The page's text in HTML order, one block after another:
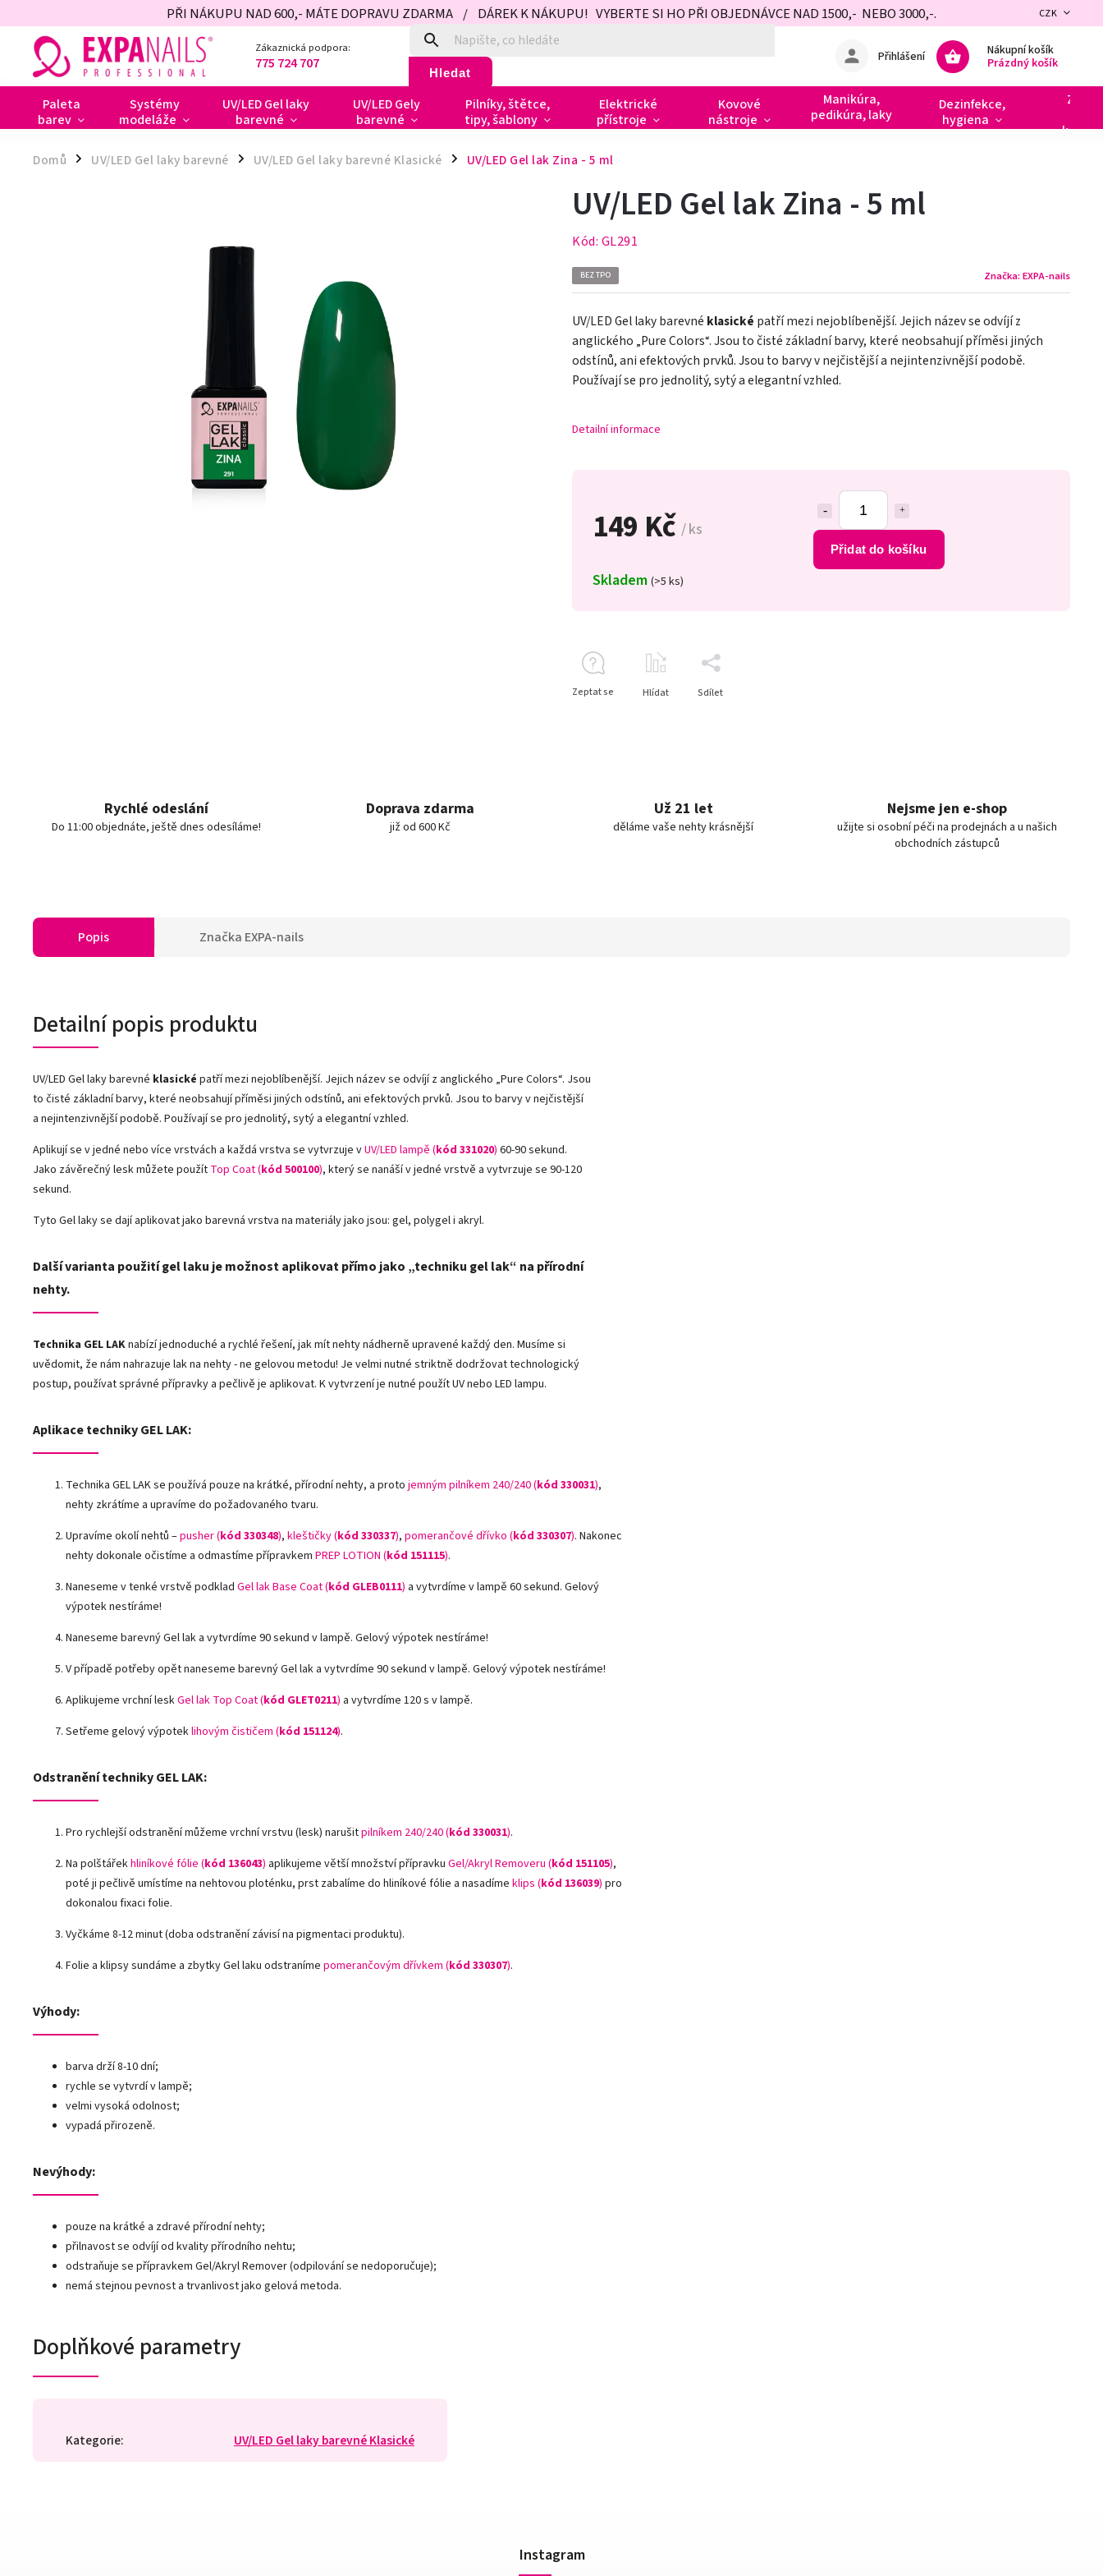
PŘI NÁKUPU NAD 600,- MÁTE DOPRAVU ZDARMA / DÁREK K NÁKUPU! VYBERTE SI HO PŘI OBJEDNÁVCE NAD 1500,- NEBO 3000,-. CZK
Zákaznická podpora:
775 724 707 Hledat
Nákupní košík
Prázdný košík
Přihlášení
Paleta
barev
Systémy
modeláže
UV/LED Gel laky
barevné
UV/LED Gely
barevné
Pilníky, štětce,
tipy, šablony
Elektrické
přístroje
Kovové
nástroje
Manikúra,
pedikúra, laky
Dezinfekce,
hygiena
Domů / UV/LED Gel laky barevné / UV/LED Gel laky barevné Klasické / UV/LED Gel lak Zina - 5 ml
149 Kč / ks
Přidat do košíku
Skladem (>5 ks)
UV/LED Gel lak Zina - 5 ml
Kód: GL291
BEZ TPO Značka: EXPA-nails
UV/LED Gel laky barevné klasické patří mezi nejoblíbenější. Jejich název se odvíjí z
anglického „Pure Colors“. Jsou to čisté základní barvy, které neobsahují příměsi jiných
odstínů, ani efektových prvků. Jsou to barvy v nejčistější a nejintenzivnější podobě.
Používají se pro jednolitý, sytý a elegantní vzhled.
Detailní informace
Zeptat se Hlídat Sdílet
Rychlé odeslání
Do 11:00 objednáte, ještě dnes odesíláme!
Doprava zdarma
již od 600 Kč
Už 21 let
děláme vaše nehty krásnější
Nejsme jen e-shop
užijte si osobní péči na prodejnách a u našich
obchodních zástupců
Popis Značka EXPA-nails
Detailní popis produktu
UV/LED Gel laky barevné klasické patří mezi nejoblíbenější. Jejich název se odvíjí z anglického „Pure Colors“. Jsou
to čisté základní barvy, které neobsahují příměsi jiných odstínů, ani efektových prvků. Jsou to barvy v nejčistější
a nejintenzivnější podobě. Používají se pro jednolitý, sytý a elegantní vzhled.
Aplikují se v jedné nebo více vrstvách a každá vrstva se vytvrzuje vUV/LED lampě (kód 331020) 60-90 sekund.
Jako závěrečný lesk můžete použít Top Coat (kód 500100), který se nanáší v jedné vrstvě a vytvrzuje se 90-120
sekund.
Tyto Gel laky se dají aplikovat jako barevná vrstva na materiály jako jsou: gel, polygel i akryl.
Další varianta použití gel laku je možnost aplikovat přímo jako „techniku gel lak“ na přírodní
nehty.
Technika GEL LAKnabízí jednoduché a rychlé řešení, jak mít nehty nádherně upravené každý den. Musíme si
uvědomit, že nám nahrazuje lak na nehty - ne gelovou metodu! Je velmi nutné striktně dodržovat technologický
postup, používat správné přípravky a pečlivě je aplikovat. K vytvrzení je nutné použít UV nebo LED lampu.
Aplikace techniky GEL LAK:
Technika GEL LAK se používá pouze na krátké, přírodní nehty, a proto jemným pilníkem 240/240 (kód 330031),
nehty zkrátíme a upravíme do požadovaného tvaru.
Upravíme okolí nehtů –pusher (kód 330348), kleštičky (kód 330337), pomerančové dřívko (kód 330307). Nakonec
nehty dokonale očistíme a odmastíme přípravkem PREP LOTION (kód 151115).
Naneseme v tenké vrstvě podklad Gel lak Base Coat (kód GLEB0111) a vytvrdíme v lampě 60 sekund. Gelový
výpotek nestíráme!
Naneseme barevný Gel lak a vytvrdíme 90 sekund v lampě. Gelový výpotek nestíráme!
V případě potřeby opět naneseme barevný Gel lak a vytvrdíme 90 sekund v lampě. Gelový výpotek nestíráme!
Aplikujeme vrchní leskGel lak Top Coat (kód GLET0211) a vytvrdíme 120 s v lampě.
Setřeme gelový výpoteklihovým čističem (kód 151124).
Odstranění techniky GEL LAK:
Pro rychlejší odstranění můžeme vrchní vrstvu (lesk) narušitpilníkem 240/240 (kód 330031).
Na polštářekhliníkové fólie (kód 136043) aplikujeme větší množství přípravku Gel/Akryl Removeru (kód 151105),
poté ji pečlivě umístíme na nehtovou ploténku, prst zabalíme do hliníkové fólie a nasadíme klips (kód 136039) pro
dokonalou fixaci folie.
Vyčkáme 8-12 minut (doba odstranění závisí na pigmentaci produktu).
Folie a klipsy sundáme a zbytky Gel laku odstraníme pomerančovým dřívkem (kód 330307).
Výhody:
barva drží 8-10 dní;
rychle se vytvrdí v lampě;
velmi vysoká odolnost;
vypadá přirozeně.
Nevýhody:
pouze na krátké a zdravé přírodní nehty;
přilnavost se odvíjí od kvality přírodního nehtu;
odstraňuje se přípravkem Gel/Akryl Remover (odpilování se nedoporučuje);
nemá stejnou pevnost a trvanlivost jako gelová metoda.
Doplňkové parametry
Kategorie: UV/LED Gel laky barevné Klasické
Instagram